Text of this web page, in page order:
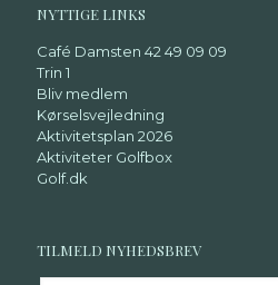
NYTTIGE LINKS
Café Damsten 42 49 09 09
Trin 1
Bliv medlem
Kørselsvejledning
Aktivitetsplan 2026
Aktiviteter Golfbox
Golf.dk
TILMELD NYHEDSBREV